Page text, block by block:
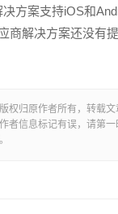
方案支持iOS和
商解决方案还没有提
权归原作者所有，转载
者信息标记有误，请第